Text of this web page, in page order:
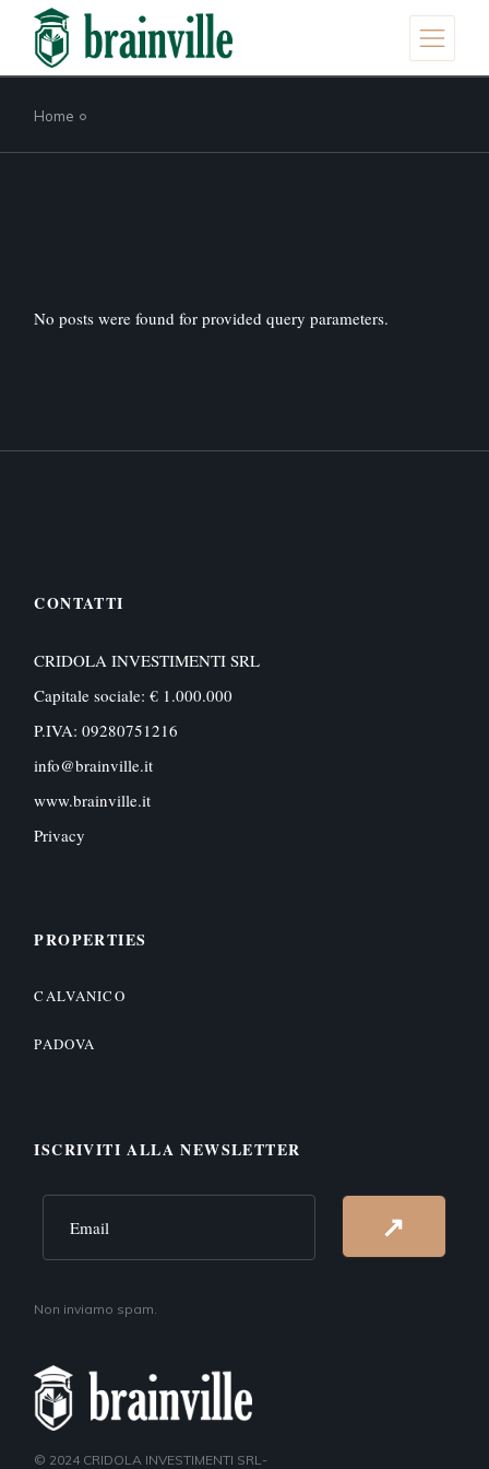
content
Home
No posts were found for provided query parameters.
CONTATTI
CRIDOLA INVESTIMENTI SRL
Capitale sociale: € 1.000.000
P.IVA: 09280751216
info@brainville.it
www.brainville.it
Privacy
PROPERTIES
CALVANICO
PADOVA
ISCRIVITI ALLA NEWSLETTER
↗
Non inviamo spam.
© 2024 CRIDOLA INVESTIMENTI SRL-